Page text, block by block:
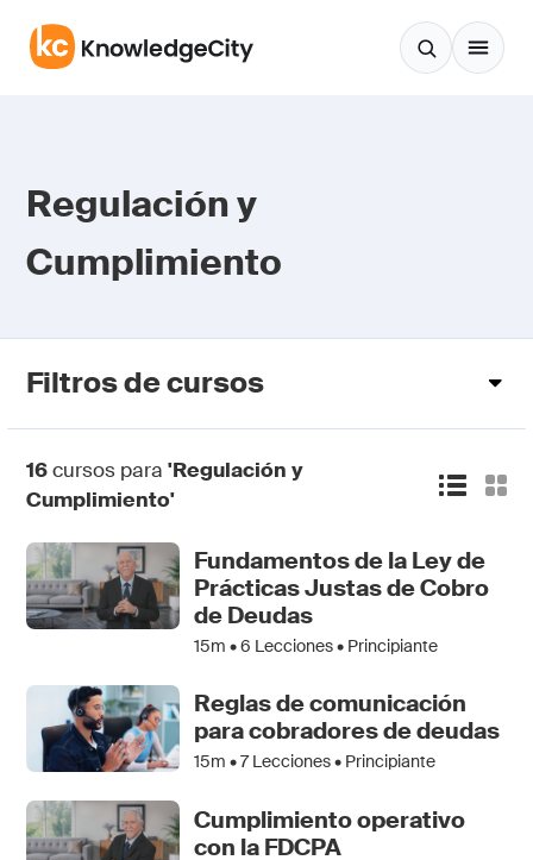
Regulación y
Cumplimiento
Filtros de cursos
16cursos para 'Regulación y
Cumplimiento'
Fundamentos de la Ley de
Prácticas Justas de Cobro
de Deudas
15m •6 Lecciones • Principiante
Reglas de comunicación
para cobradores de deudas
15m •7Lecciones • Principiante
Cumplimiento operativo
con la FDCPA